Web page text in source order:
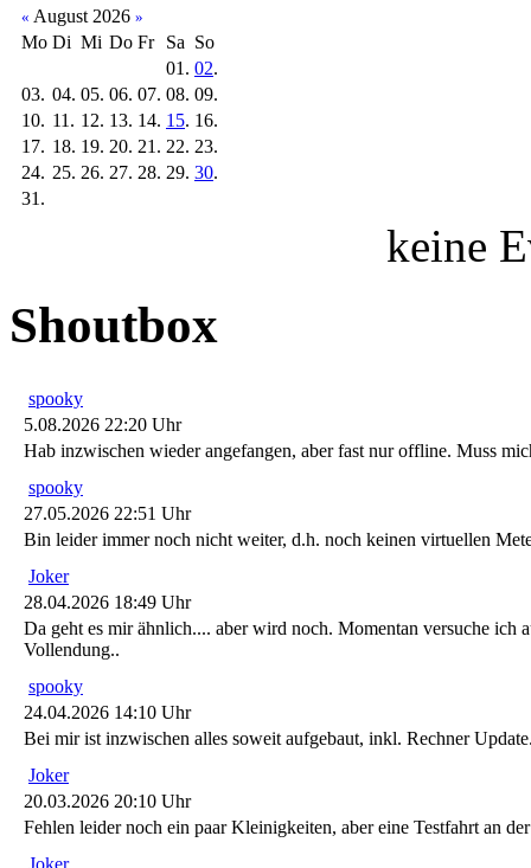
« August 2026 »
Mo Di Mi Do Fr Sa So
01. 02.
03. 04. 05. 06. 07. 08. 09.
10. 11. 12. 13. 14. 15. 16.
17. 18. 19. 20. 21. 22. 23.
24. 25. 26. 27. 28. 29. 30.
31.
keine
Shoutbox
spooky
5.08.2026 22:20 Uhr
Hab inzwischen wieder angefangen, aber fast nur offline. Muss
spooky
27.05.2026 22:51 Uhr
Bin leider immer noch nicht weiter, d.h. noch keinen virtuellen
Joker
28.04.2026 18:49 Uhr
Da geht es mir ähnlich.... aber wird noch. Momentan versuche ich
Vollendung..
spooky
24.04.2026 14:10 Uhr
Bei mir ist inzwischen alles soweit aufgebaut, inkl. Rechner
Joker
20.03.2026 20:10 Uhr
Fehlen leider noch ein paar Kleinigkeiten, aber eine Testfahrt an